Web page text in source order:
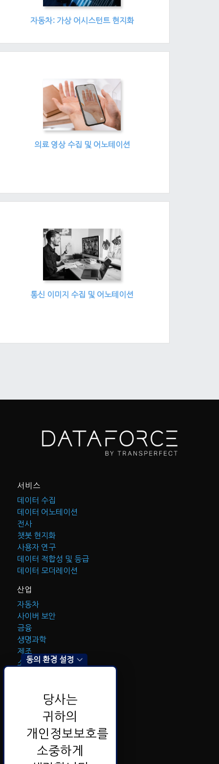
자동차: 가상 어시스턴트 현지화
의료 영상 수집 및 어노테이션
통신 이미지 수집 및 어노테이션
서비스
데이터 수집
데이터 어노테이션
전사
챗봇 현지화
사용자 연구
데이터 적합성 및 등급
데이터 모더레이션
산업
자동차
사이버 보안
금융
생명과학
제조
소매
문의하기
동의 환경 설정
당사는
귀하의
개인정보보호를
소중하게